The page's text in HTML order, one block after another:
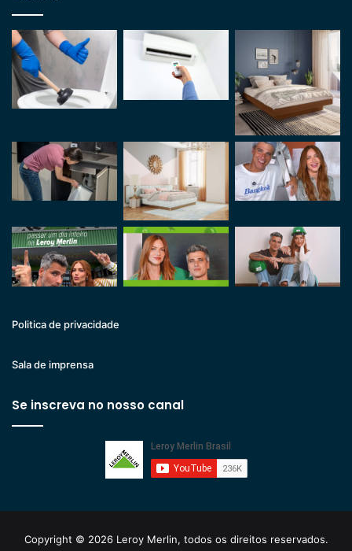
Politica de privacidade
Sala de imprensa
Se inscreva no nosso canal
Copyright © 2026 Leroy Merlin, todos os direitos reservados.